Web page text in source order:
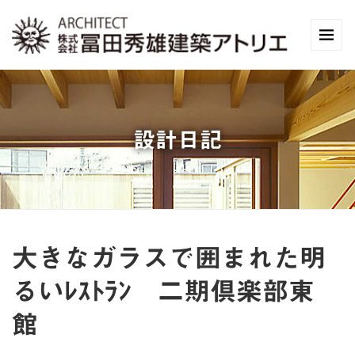
設計日記
大きなガラスで囲まれた明
るいﾚｽﾄﾗﾝ 二期倶楽部東
館